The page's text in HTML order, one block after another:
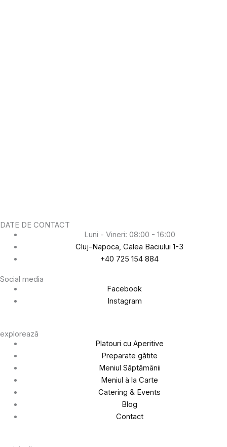
DATE DE CONTACT
Luni - Vineri: 08:00 - 16:00
Cluj-Napoca, Calea Baciului 1-3
+40 725 154 884
Social media
Facebook
Instagram
explorează
Platouri cu Aperitive
Preparate gătite
Meniul Săptămânii
Meniul à la Carte
Catering & Events
Blog
Contact